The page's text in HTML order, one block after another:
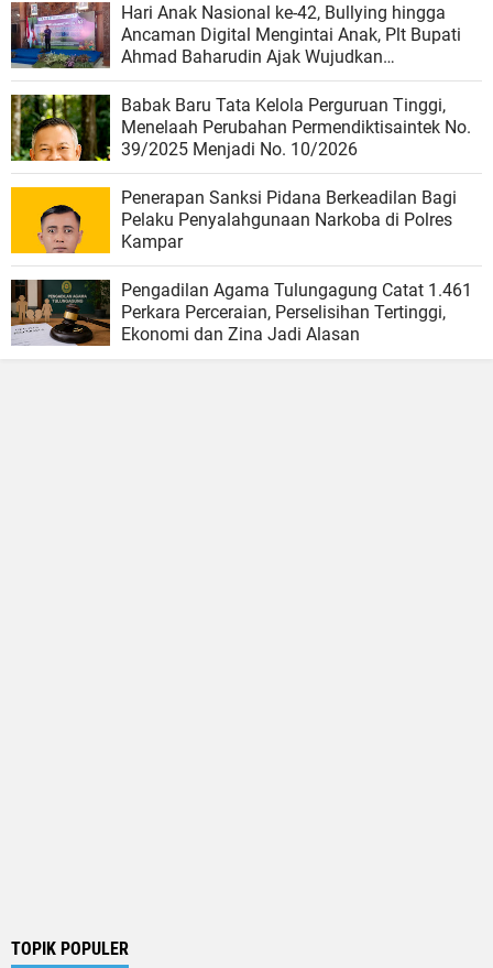
Hari Anak Nasional ke-42, Bullying hingga
Ancaman Digital Mengintai Anak, Plt Bupati
Ahmad Baharudin Ajak Wujudkan
Tulungagung Ramah Anak
Babak Baru Tata Kelola Perguruan Tinggi,
Menelaah Perubahan Permendiktisaintek No.
39/2025 Menjadi No. 10/2026
Penerapan Sanksi Pidana Berkeadilan Bagi
Pelaku Penyalahgunaan Narkoba di Polres
Kampar
Pengadilan Agama Tulungagung Catat 1.461
Perkara Perceraian, Perselisihan Tertinggi,
Ekonomi dan Zina Jadi Alasan
TOPIK POPULER